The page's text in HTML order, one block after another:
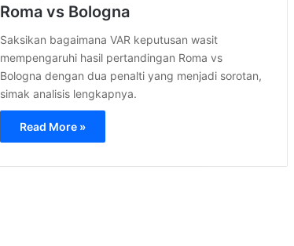
Roma vs Bologna
Saksikan bagaimana VAR keputusan wasit
mempengaruhi hasil pertandingan Roma vs
Bologna dengan dua penalti yang menjadi sorotan,
simak analisis lengkapnya.
Read More »